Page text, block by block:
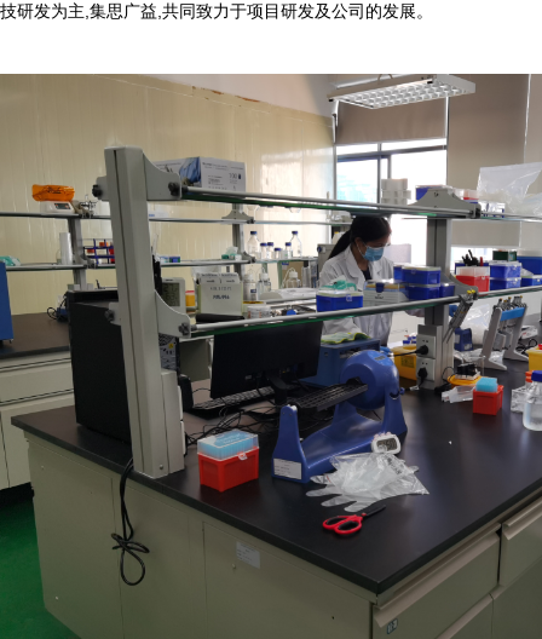
技研发为主,集思广益,共同致力于项目研发及公司的发展。